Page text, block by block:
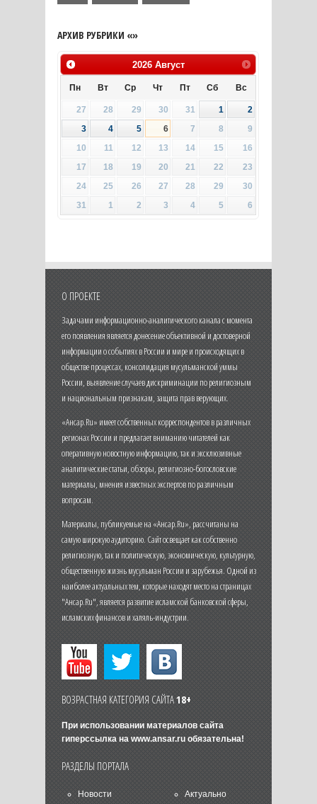
АРХИВ РУБРИКИ «»
2026 Август
Пн Вт Ср Чт Пт Сб Вс
27 28 29 30 31 1
2
3
4 5 6 7 8
9
10
11 12 13 14 15
16
17
18 19 20 21 22
23
24
25 26 27 28 29
30
31
1 2 3 4 5 6
О ПРОЕКТЕ
Задачами информационно-аналитического канала с момента
его появления является донесение объективной и достоверной
информации о событиях в России и мире и происходящих в
обществе процессах, консолидация мусульманской уммы
России, выявление случаев дискриминации по религиозным
и национальным признакам, защита прав верующих.
«Ансар.Ru» имеет собственных корреспондентов в различных
регионах России и предлагает вниманию читателей как
оперативную новостную информацию, так и эксклюзивные
аналитические статьи, обзоры, религиозно-богословские
материалы, мнения известных экспертов по различным
вопросам.
Материалы, публикуемые на «Ансар.Ru», рассчитаны на
самую широкую аудиторию. Сайт освещает как собственно
религиозную, так и политическую, экономическую, культурную,
общественную жизнь мусульман России и зарубежья. Одной из
наиболее актуальных тем, которые находят место на страницах
"Ансар.Ru", является развитие исламской банковской сферы,
исламских финансов и халяль-индустрии.
ВОЗРАСТНАЯ КАТЕГОРИЯ САЙТА18+
При использовании материалов сайта
гиперссылка на www.ansar.ruобязательна!
РАЗДЕЛЫ ПОРТАЛА
Новости
Актуально